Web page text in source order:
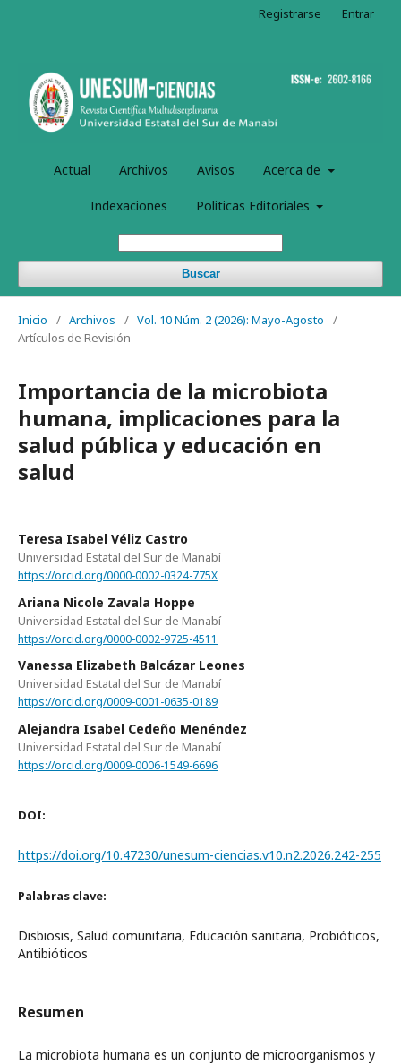
Actual Archivos Avisos Acerca de
Indexaciones Politicas Editoriales
Buscar
Registrarse Entrar
Inicio / Archivos / Vol. 10 Núm. 2 (2026): Mayo-Agosto
/
Artículos de Revisión
Importancia de la microbiota
humana, implicaciones para la
salud pública y educación en
salud
Teresa Isabel Véliz Castro
Universidad Estatal del Sur de Manabí
https://orcid.org/0000-0002-0324-775X
Ariana Nicole Zavala Hoppe
Universidad Estatal del Sur de Manabí
https://orcid.org/0000-0002-9725-4511
Vanessa Elizabeth Balcázar Leones
Universidad Estatal del Sur de Manabí
https://orcid.org/0009-0001-0635-0189
Alejandra Isabel Cedeño Menéndez
Universidad Estatal del Sur de Manabí
https://orcid.org/0009-0006-1549-6696
DOI:
https://doi.org/10.47230/unesum-ciencias.v10.n2.2026.242-255
Palabras clave:
Disbiosis, Salud comunitaria, Educación sanitaria, Probióticos,
Antibióticos
Resumen
La microbiota humana es un conjunto de microorganismos y